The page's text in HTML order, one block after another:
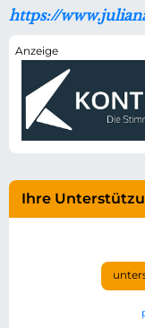
https://
Ihre